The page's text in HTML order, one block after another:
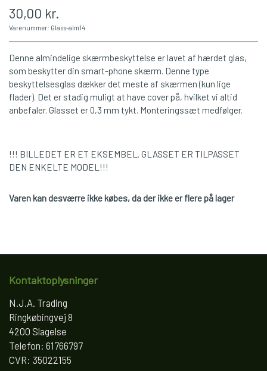
30,00 kr.
Varenummer: Glass-alm14
Denne almindelige skærmbeskyttelse er lavet af hærdet glas,
som beskytter din smart-phone skærm. Denne type
beskyttelsesglas dækker det meste af skærmen (kun lige
flader). Det er stadig muligt at have cover på, hvilket vi altid
anbefaler. Glasset er 0,3 mm tykt. Monteringssæt medfølger.
!!! BILLEDET ER ET EKSEMBEL. GLASSET ER TILPASSET
DEN ENKELTE MODEL!!!
Varen kan desværre ikke købes, da der ikke er flere på lager
Kontaktoplysninger
N.J.A. Trading
Ringkøbingvej 8
4200 Slagelse
Telefon: 61766797
CVR: 35022155